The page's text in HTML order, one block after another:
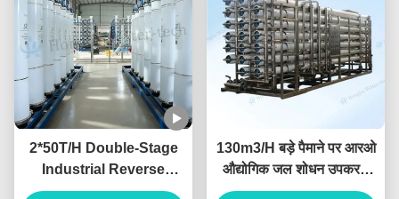
2*50T/H Double-Stage
Industrial Reverse
Osmosis Water System
130m3/H बड़े पैमाने पर आरओ
औद्योगिक जल शोधन उपकरण
380V/220V